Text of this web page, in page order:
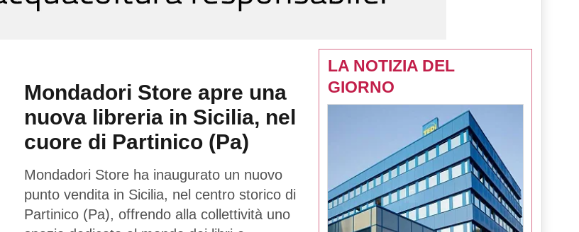
Mondadori Store apre una
nuova libreria in Sicilia, nel
cuore di Partinico (Pa)
Mondadori Store ha inaugurato un nuovo
punto vendita in Sicilia, nel centro storico di
Partinico (Pa), offrendo alla collettività uno
LA NOTIZIA DEL
GIORNO